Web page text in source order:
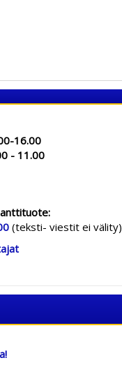
16.00
- 11.00
(teksti- viestit ei välity)